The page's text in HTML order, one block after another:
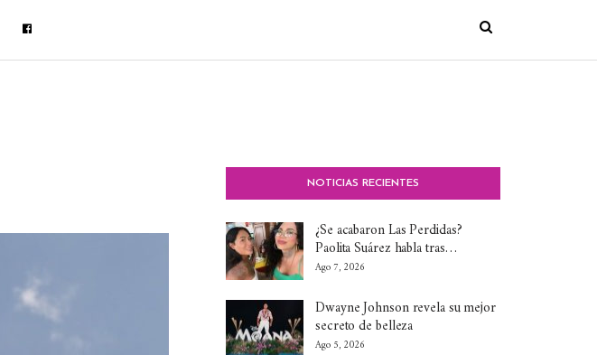
NOTICIAS RECIENTES
¿Se acabaron Las Perdidas?
Paolita Suárez habla tras…
Ago 7, 2026
Dwayne Johnson revela su mejor
secreto de belleza
Ago 5, 2026